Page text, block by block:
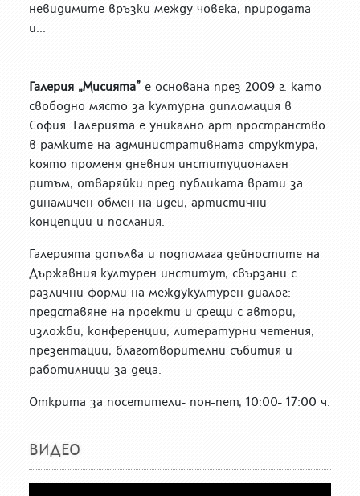
невидимите връзки между човека, природата
и...
Галерия „Мисията” е основана през 2009 г. като
свободно място за културна дипломация в
София. Галерията е уникално арт пространство
в рамките на административната структура,
която променя дневния институционален
ритъм, отваряйки пред публиката врати за
динамичен обмен на идеи, артистични
концепции и послания.
Галерията допълва и подпомага дейностите на
Държавния културен институт, свързани с
различни форми на междукултурен диалог:
представяне на проекти и срещи с автори,
изложби, конференции, литературни четения,
презентации, благотворителни събития и
работилници за деца.
Открита за посетители- пон-пет, 10:00- 17:00 ч.
ВИДЕО